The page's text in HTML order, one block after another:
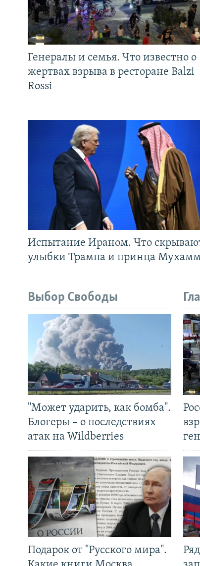
Генералы и семья. Что известно о
жертвах взрыва в ресторане Balzi
Rossi
Испытание Ираном. Что
улыбки Трампа и принца
Выбор Свободы
"Может ударить, как бомба".
Блогеры – о последствиях
атак на Wildberries
Подарок от "Русского мира".